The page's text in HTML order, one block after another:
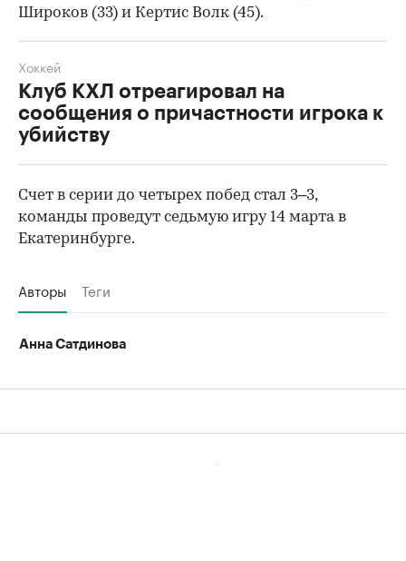
Широков (33) и Кертис Волк (45).
Клуб КХЛ отреагировал на
сообщения о причастности игрока к
убийству
Хоккей
Счет в серии до четырех побед стал 3–3,
команды проведут седьмую игру 14 марта в
Екатеринбурге.
Авторы Теги
Анна Сатдинова